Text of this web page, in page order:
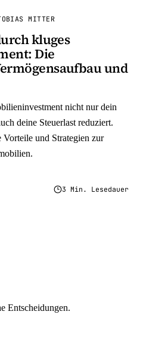
MITTER
kluges
Die
und
nicht nur dein
deine Steuerlast reduziert.
Vorteile und Strategien zur
3 Min. Lesedauer
Entscheidungen.